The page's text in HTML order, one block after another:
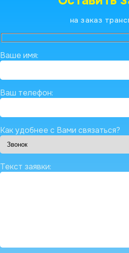
на заказ
Ваше имя:
Ваш телефон:
Как удобнее с Вами связаться?
Текст заявки: